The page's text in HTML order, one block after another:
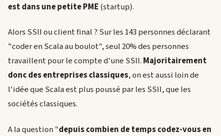
est dans une petite PME (startup).
Alors SSII ou client final ? Sur les 143 personnes déclarant
"coder en Scala au boulot", seul 20% des personnes
travaillent pour le compte d'une SSII. Majoritairement
donc des entreprises classiques, on est aussi loin de
l'idée que Scala est plus poussé par les SSII, que les
sociétés classiques.
A la question "depuis combien de temps codez-vous en